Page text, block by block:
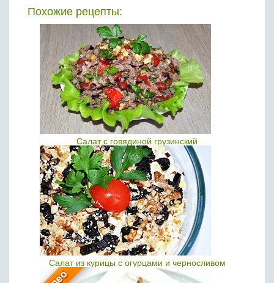
Похожие рецепты:
Салат с говядиной грузинский
Салат из курицы с огурцами и черносливом